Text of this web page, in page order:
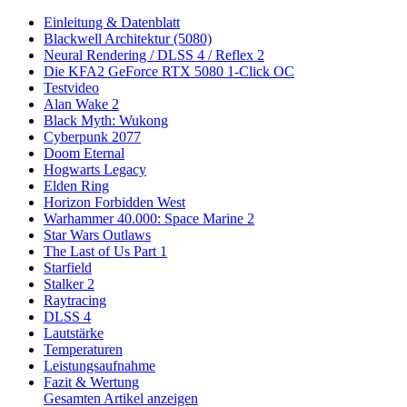
Einleitung & Datenblatt
Blackwell Architektur (5080)
Neural Rendering / DLSS 4 / Reflex 2
Die KFA2 GeForce RTX 5080 1-Click OC
Testvideo
Alan Wake 2
Black Myth: Wukong
Cyberpunk 2077
Doom Eternal
Hogwarts Legacy
Elden Ring
Horizon Forbidden West
Warhammer 40.000: Space Marine 2
Star Wars Outlaws
The Last of Us Part 1
Starfield
Stalker 2
Raytracing
DLSS 4
Lautstärke
Temperaturen
Leistungsaufnahme
Fazit & Wertung
Gesamten Artikel anzeigen